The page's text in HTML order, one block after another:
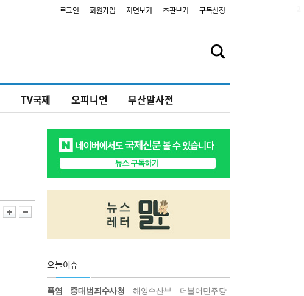
로그인 회원가입 지면보기 초판보기 구독신청
TV국제 오피니언 부산말사전
오늘이슈
폭염 중대범죄수사청 해양수산부
더불어민주당